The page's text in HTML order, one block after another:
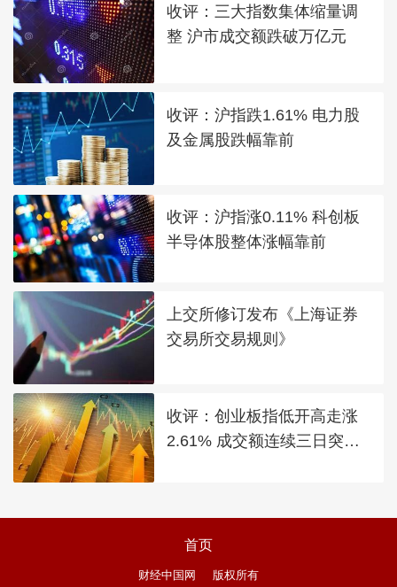
收评：三大指数集体缩量调
整 沪市成交额跌破万亿元
收评：沪指跌1.61% 电力股
及金属股跌幅靠前
收评：沪指涨0.11% 科创板
半导体股整体涨幅靠前
上交所修订发布《上海证券
交易所交易规则》
收评：创业板指低开高走涨
2.61% 成交额连续三日突破2
首页
财经中国网 版权所有